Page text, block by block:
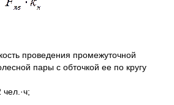
проведения промежуточной
пары с обточкой ее по кругу
чел.·ч;